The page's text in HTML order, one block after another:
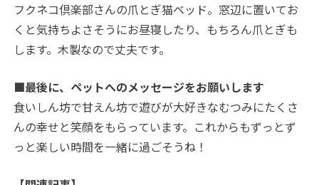
フクネコ倶楽部さんの爪とぎ猫ベッド。窓辺に置いてお
くと気持ちよさそうにお昼寝したり、もちろん爪とぎも
します。木製なので丈夫です。
■最後に、ペットへのメッセージをお願いします
食いしん坊で甘えん坊で遊びが大好きなむつみにたくさ
んの幸せと笑顔をもらっています。これからもずっとず
っと楽しい時間を一緒に過ごそうね！